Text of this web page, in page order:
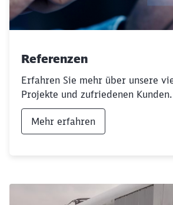
Referenzen
Erfahren Sie mehr über unsere
Projekte und zufriedenen Kunden.
Mehr erfahren